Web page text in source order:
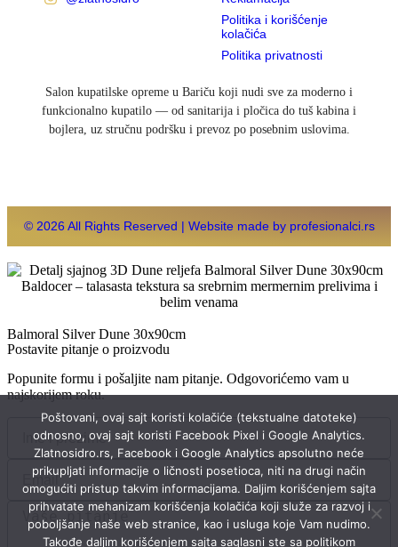
Salon kupatilske opreme u Bariču koji nudi sve za moderno i
funkcionalno kupatilo — od sanitarija i pločica do tuš kabina i
bojlera, uz stručnu podršku i prevoz po posebnim uslovima.
Politika i korišćenje
kolačića
Politika privatnosti
© 2026 All Rights Reserved | Website made by profesionalci.rs
Balmoral Silver Dune 30x90cm
Postavite pitanje o proizvodu
Popunite formu i pošaljite nam pitanje. Odgovorićemo vam u
najskorijem roku.
Poštovani, ovaj sajt koristi kolačiće (tekstualne datoteke)
odnosno, ovaj sajt koristi Facebook Pixel i Google Analytics.
Zlatnosidro.rs, Facebook i Google Analytics apsolutno neće
prikupljati informacije o ličnosti posetioca, niti na drugi način
omogućiti pristup takvim informacijama. Daljim korišćenjem sajta
prihvatate mehanizam korišćenja kolačića koji služe za razvoj i
poboljšanje naše web stranice, kao i usluga koje Vam nudimo.
Takođe daljim korišćenjem sajta saglasni ste sa politikom